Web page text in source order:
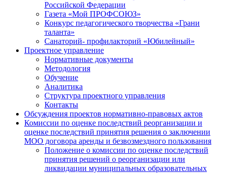
Российской Федерации
Газета «Мой ПРОФСОЮЗ»
Конкурс педагогического творчества «Грани
таланта»
Санаторий- профилакторий «Юбилейный»
Проектное управление
Нормативные документы
Методология
Обучение
Аналитика
Структура проектного управления
Контакты
Обсуждения проектов нормативно-правовых актов
Комиссии по оценке последствий реорганизации и
оценке последствий принятия решения о заключении
МОО договора аренды и безвозмездного пользования
Положение о комиссии по оценке последствий
принятия решений о реорганизации или
ликвидации муниципальных образовательных